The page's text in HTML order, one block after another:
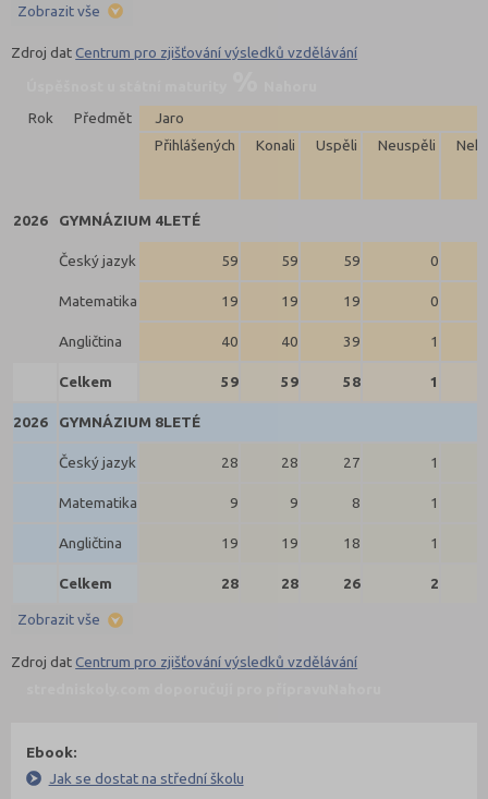
Zobrazit vše
Zdroj datCentrum pro zjišťování výsledků vzdělávání
Rok
Předmět
Jaro
Přihlášených
Konali Uspěli Neuspěli
2026 GYMNÁZIUM 4LETÉ
Český jazyk 59 59 59 0
Matematika 19 19 19 0
Angličtina 40 40 39 1
Celkem 59 59 58 1
2026 GYMNÁZIUM 8LETÉ
Český jazyk 28 28 27 1
Matematika 9 9 8 1
Angličtina 19 19 18 1
Celkem 28 28 26 2
Zobrazit vše
Zdroj datCentrum pro zjišťování výsledků vzdělávání
Ebook:
Jak se dostat na střední školu